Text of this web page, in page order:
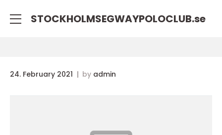
STOCKHOLMSEGWAYPOLOCLUB.se
24. February 2021 by admin